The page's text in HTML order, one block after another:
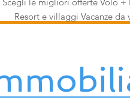
Resort e villaggi Vacanze da